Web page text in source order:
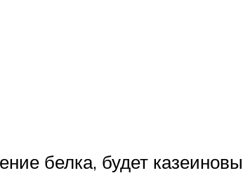
белка, будет